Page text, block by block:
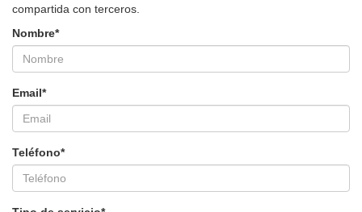
compartida con terceros.
Nombre*
Email*
Teléfono*